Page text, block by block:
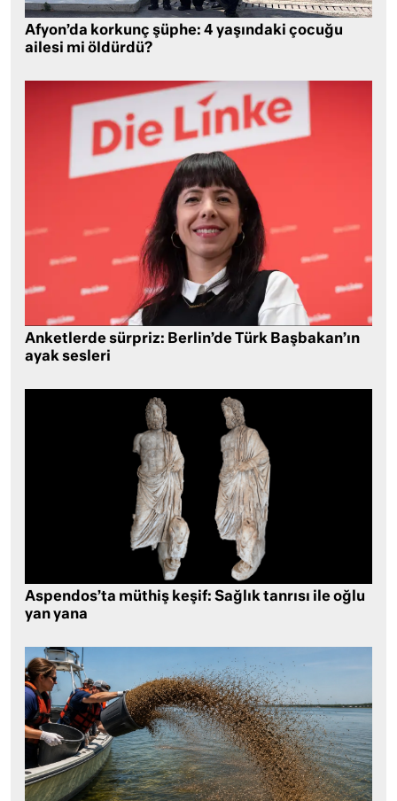
Afyon’da korkunç şüphe: 4 yaşındaki çocuğu
ailesi mi öldürdü?
Anketlerde sürpriz: Berlin’de Türk Başbakan’ın
ayak sesleri
Aspendos’ta müthiş keşif: Sağlık tanrısı ile oğlu
yan yana